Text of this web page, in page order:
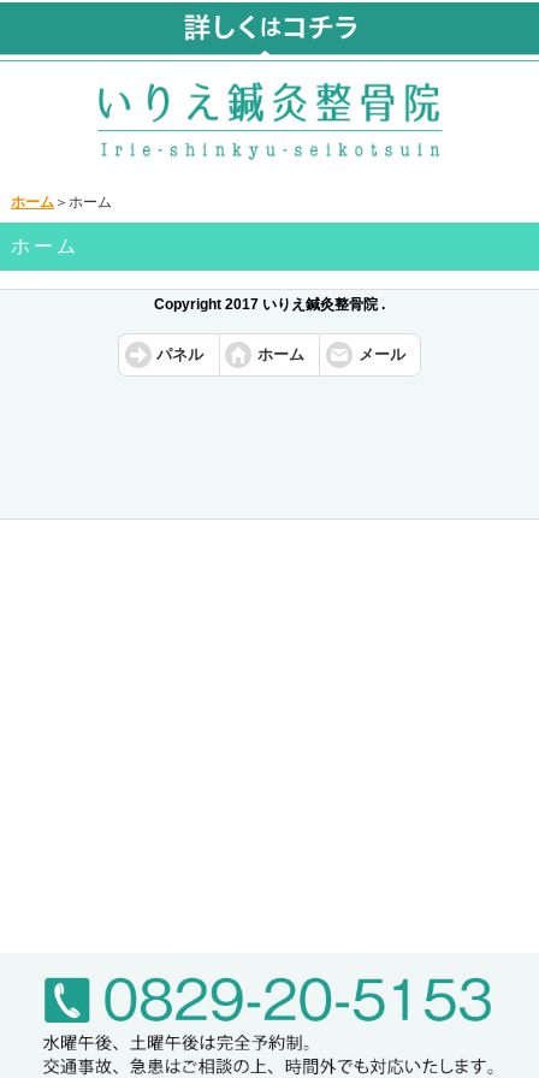
ホーム＞ホーム
ホーム
Copyright 2017 いりえ鍼灸整骨院 .
パネル ホーム メール